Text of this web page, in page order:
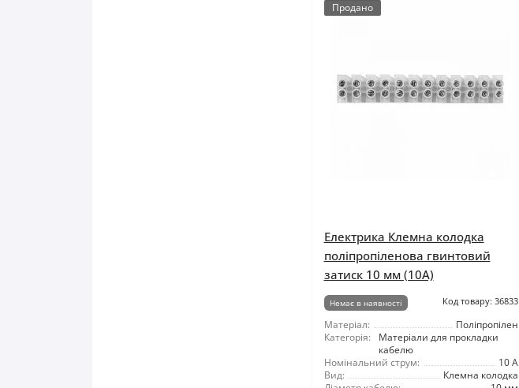
Продано
Електрика Клемна колодка
поліпропіленова гвинтовий
затиск 10 мм (10А)
Немає в наявності Код товару: 36833
Матеріал:
Поліпропілен
Категорія:
Матеріали для прокладки
кабелю
Номінальний струм:
10 А
Вид:
Клемна колодка